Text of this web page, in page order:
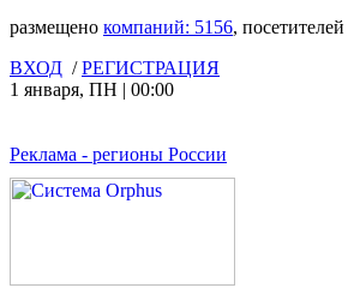
размещено компаний: 5156, посетителей
ВХОД /РЕГИСТРАЦИЯ
1 января, ПН | 00:00
Реклама - регионы России